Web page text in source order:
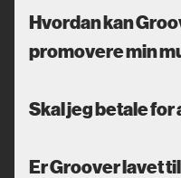
Hvordan kan
promovere min
Skal jeg betale
Er Groover lavet